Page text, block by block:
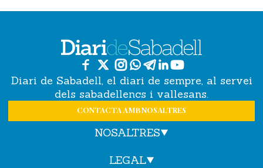
Diari de Sabadell, el diari de sempre, al servei
dels sabadellencs i vallesans.
CONTACTA AMB NOSALTRES
NOSALTRES
LEGAL